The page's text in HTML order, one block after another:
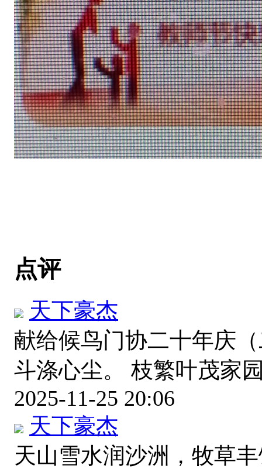
点评
天下豪杰
献给候鸟门协二十年庆
斗涤心尘。 枝繁叶茂家
2025-11-25 20:06
天下豪杰
天山雪水润沙洲，牧草